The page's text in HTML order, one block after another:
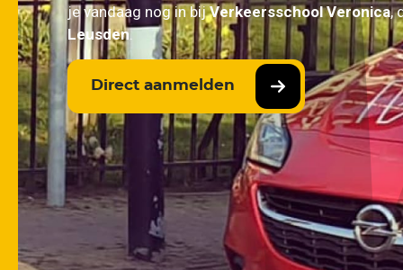
je vandaag nog in bijVerkeersschool Veronica,
Leusden.
Direct aanmelden